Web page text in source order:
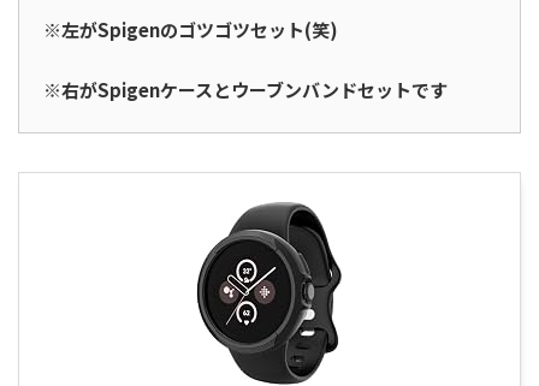
※左がSpigenのゴツゴツセット(笑)
※右がSpigenケースとウーブンバンドセットです